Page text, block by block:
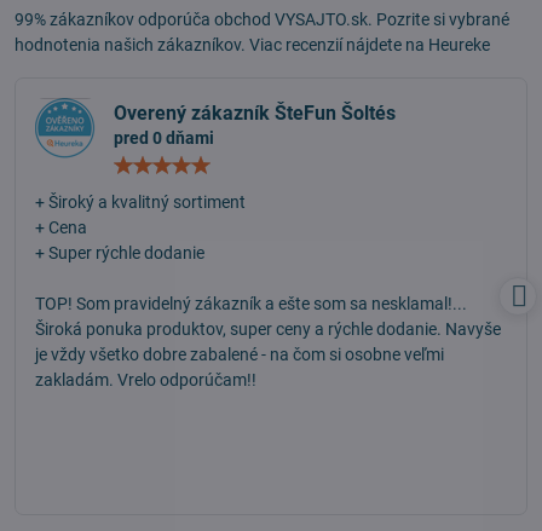
99% zákazníkov odporúča obchod VYSAJTO.sk. Pozrite si vybrané
hodnotenia našich zákazníkov. Viac recenzií nájdete na Heureke
Overený zákazník ŠteFun Šoltés
pred 0 dňami
+ Široký a kvalitný sortiment
+ Cena
+ Super rýchle dodanie
TOP! Som pravidelný zákazník a ešte som sa nesklamal!...
Široká ponuka produktov, super ceny a rýchle dodanie. Navyše
je vždy všetko dobre zabalené - na čom si osobne veľmi
zakladám. Vrelo odporúčam!!